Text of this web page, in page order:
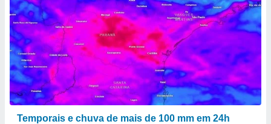
Temporais e chuva de mais de 100 mm em 24h